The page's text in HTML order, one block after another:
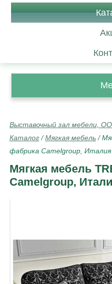
Выставочный зал мебели,
Каталог /Мягкая мебель /
фабрика Camelgroup,
Мягкая мебель
Camelgroup,